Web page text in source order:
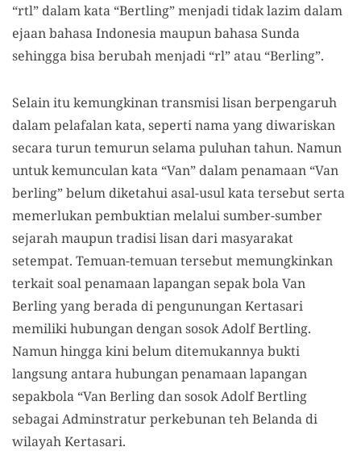
“rtl” dalam kata “Bertling” menjadi tidak lazim dalam
ejaan bahasa Indonesia maupun bahasa Sunda
sehingga bisa berubah menjadi “rl” atau “Berling”.
Selain itu kemungkinan transmisi lisan berpengaruh
dalam pelafalan kata, seperti nama yang diwariskan
secara turun temurun selama puluhan tahun. Namun
untuk kemunculan kata “Van” dalam penamaan “Van
berling” belum diketahui asal-usul kata tersebut serta
memerlukan pembuktian melalui sumber-sumber
sejarah maupun tradisi lisan dari masyarakat
setempat. Temuan-temuan tersebut memungkinkan
terkait soal penamaan lapangan sepak bola Van
Berling yang berada di pengunungan Kertasari
memiliki hubungan dengan sosok Adolf Bertling.
Namun hingga kini belum ditemukannya bukti
langsung antara hubungan penamaan lapangan
sepakbola “Van Berling dan sosok Adolf Bertling
sebagai Adminstratur perkebunan teh Belanda di
wilayah Kertasari.